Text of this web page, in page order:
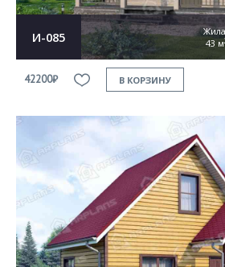
И-085
43 м
42200₽ В КОРЗИНУ